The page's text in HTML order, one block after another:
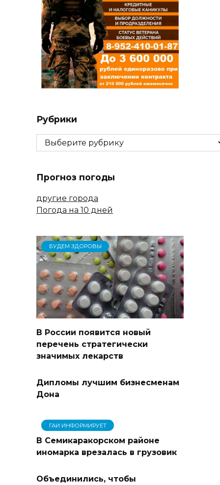
Рубрики
Рубрики
Прогноз погоды
другие города
Погода на 10 дней
БУДЕМ ЗДОРОВЫ
В России появится новый
перечень стратегически
значимых лекарств
Дипломы лучшим бизнесменам
Дона
ГАИ ИНФОРМИРУЕТ
В Семикаракорском районе
иномарка врезалась в грузовик
Объединились, чтобы